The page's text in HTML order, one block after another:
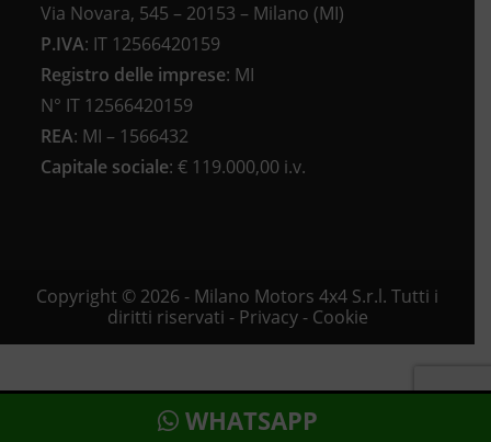
Via Novara, 545 – 20153 – Milano (MI)
P.IVA: IT 12566420159
Registro delle imprese: MI
N° IT 12566420159
REA: MI – 1566432
Capitale sociale: € 119.000,00 i.v.
Copyright © 2026 - Milano Motors 4x4 S.r.l. Tutti i
diritti riservati - Privacy- Cookie
WHATSAPP